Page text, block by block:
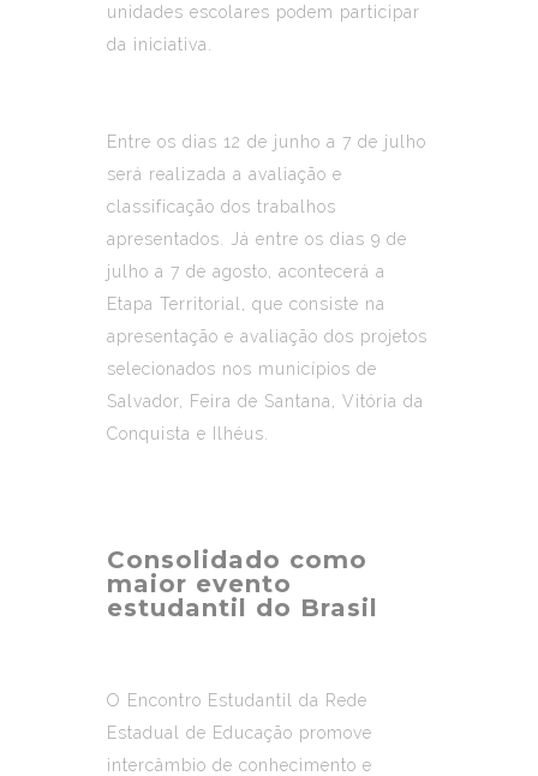
unidades escolares podem participar
da iniciativa.
Entre os dias 12 de junho a 7 de julho
será realizada a avaliação e
classificação dos trabalhos
apresentados. Já entre os dias 9 de
julho a 7 de agosto, acontecerá a
Etapa Territorial, que consiste na
apresentação e avaliação dos projetos
selecionados nos municípios de
Salvador, Feira de Santana, Vitória da
Conquista e Ilhéus.
Consolidado como
maior evento
estudantil do Brasil
O Encontro Estudantil da Rede
Estadual de Educação promove
intercâmbio de conhecimento e